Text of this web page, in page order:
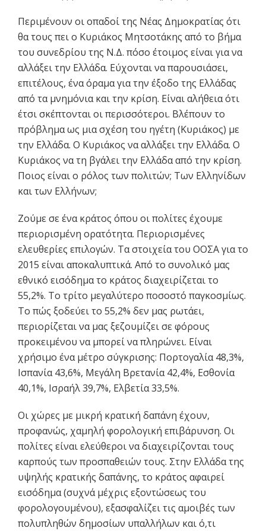
Περιμένουν οι οπαδοί της Νέας Δημοκρατίας ότι
θα τους πει ο Κυριάκος Μητσοτάκης από το βήμα
του συνεδρίου της Ν.Δ. πόσο έτοιμος είναι για να
αλλάξει την Ελλάδα. Εύχονται να παρουσιάσει,
επιτέλους, ένα όραμα για την έξοδο της Ελλάδας
από τα μνημόνια και την κρίση. Είναι αλήθεια ότι
έτσι σκέπτονται οι περισσότεροι. Βλέπουν το
πρόβλημα ως μια σχέση του ηγέτη (Κυριάκος) με
την Ελλάδα. Ο Κυριάκος να αλλάξει την Ελλάδα. Ο
Κυριάκος να τη βγάλει την Ελλάδα από την κρίση.
Ποιος είναι ο ρόλος των πολιτών; Των Ελληνίδων
και των Ελλήνων;
Ζούμε σε ένα κράτος όπου οι πολίτες έχουμε
περιορισμένη ορατότητα. Περιορισμένες
ελευθερίες επιλογών. Τα στοιχεία του ΟΟΣΑ για το
2015 είναι αποκαλυπτικά. Από το συνολικό μας
εθνικό εισόδημα το κράτος διαχειρίζεται το
55,2%. Το τρίτο μεγαλύτερο ποσοστό παγκοσμίως.
Το πώς ξοδεύει το 55,2% δεν μας ρωτάει,
περιορίζεται να μας ξεζουμίζει σε φόρους
προκειμένου να μπορεί να πληρώνει. Είναι
χρήσιμο ένα μέτρο σύγκρισης: Πορτογαλία 48,3%,
Ισπανία 43,6%, Μεγάλη Βρετανία 42,4%, Εσθονία
40,1%, Ισραήλ 39,7%, Ελβετία 33,5%.
Οι χώρες με μικρή κρατική δαπάνη έχουν,
προφανώς, χαμηλή φορολογική επιβάρυνση. Οι
πολίτες είναι ελεύθεροι να διαχειρίζονται τους
καρπούς των προσπαθειών τους. Στην Ελλάδα της
υψηλής κρατικής δαπάνης, το κράτος αφαιρεί
εισόδημα (συχνά μέχρις εξοντώσεως του
φορολογουμένου), εξασφαλίζει τις αμοιβές των
πολυπληθών δημοσίων υπαλλήλων και ό,τι